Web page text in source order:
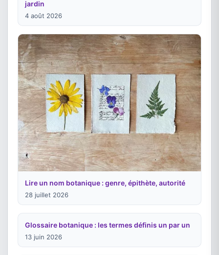
jardin
4 août 2026
Lire un nom botanique : genre, épithète, autorité
28 juillet 2026
Glossaire botanique : les termes définis un par un
13 juin 2026